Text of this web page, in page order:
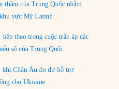
thúc Chiến tranh Iran?
của Bắc Kinh ở Biển Đông
thầm của Trung Quốc nhằm
vực Mỹ Latinh
tiếp theo trong cuộc trấn áp các
số của Trung Quốc
khi Châu Âu do dự hỗ trợ
cho Ukraine